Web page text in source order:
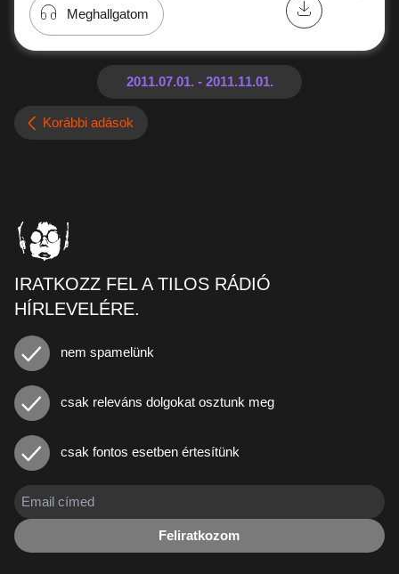
Meghallgatom
Korábbi adások
IRATKOZZ FEL A TILOS RÁDIÓ
HÍRLEVELÉRE.
nem spamelünk
csak releváns dolgokat osztunk meg
csak fontos esetben értesítünk
Feliratkozom